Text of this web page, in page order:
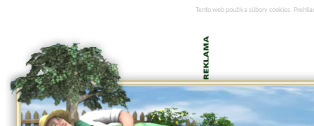
Tento web používa súbory cookies.